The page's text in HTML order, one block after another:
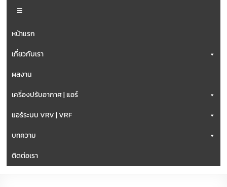
หน้าแรก
เกี่ยวกับเรา
ผลงาน
เครื่องปรับอากาศ | แอร์
แอร์ระบบ VRV | VRF
บทความ
ติดต่อเรา